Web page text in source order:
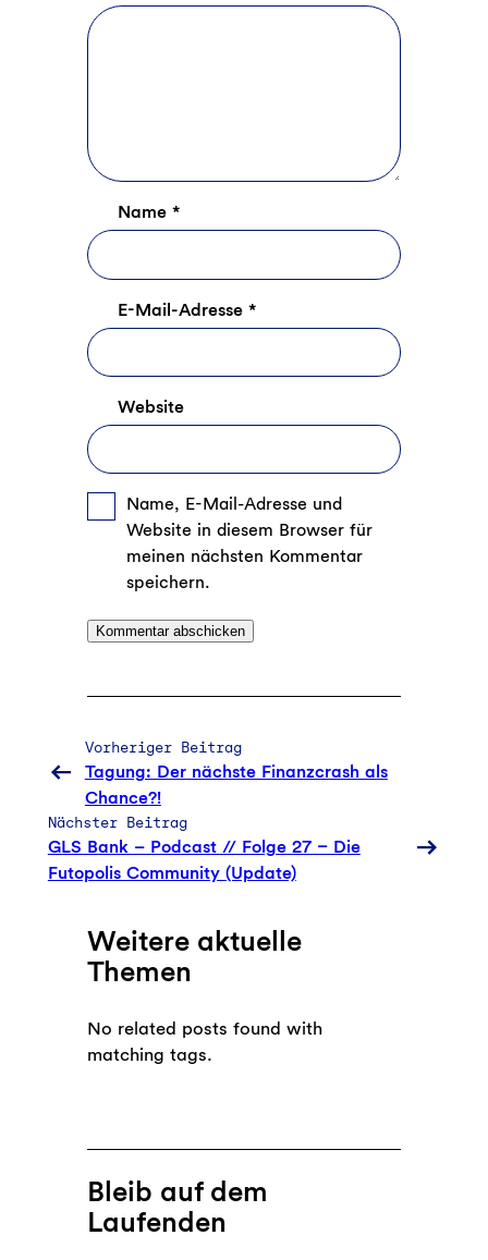
Name *
E-Mail-Adresse *
Website
Name, E-Mail-Adresse und
Website in diesem Browser für
meinen nächsten Kommentar
speichern.
Vorheriger Beitrag
Tagung: Der nächste Finanzcrash als
Chance?!
Nächster Beitrag
GLS Bank – Podcast // Folge 27 – Die
Futopolis Community (Update)
Weitere aktuelle
Themen
No related posts found with
matching tags.
Bleib auf dem
Laufenden